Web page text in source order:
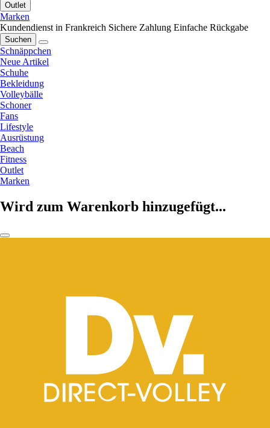
Outlet
Marken
Kundendienst in Frankreich Sichere Zahlung Einfache Rückgabe
Suchen
Schnäppchen
Neue Artikel
Schuhe
Bekleidung
Volleybälle
Schoner
Fans
Lifestyle
Ausrüstung
Beach
Fitness
Outlet
Marken
Wird zum Warenkorb hinzugefügt...